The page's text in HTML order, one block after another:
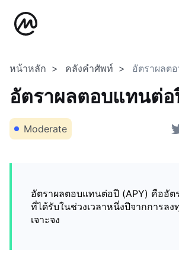
หน้าหลัก คลังคำศัพท์ อัตราผลต
อัตราผลตอบแทนต่อ
Moderate
อัตราผลตอบแทนต่อปี (APY) คืออั
ที่ได้รับในช่วงเวลาหนึ่งปีจากการลง
เจาะจง